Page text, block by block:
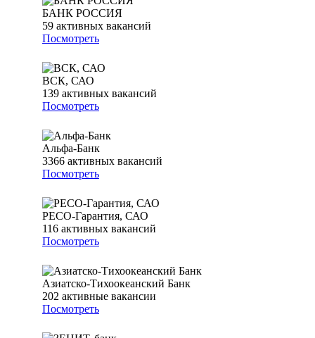
БАНК РОССИЯ
59 активных вакансий
Посмотреть
ВСК, САО
139 активных вакансий
Посмотреть
Альфа-Банк
3366 активных вакансий
Посмотреть
РЕСО-Гарантия, САО
116 активных вакансий
Посмотреть
Азиатско-Тихоокеанский Банк
202 активные вакансии
Посмотреть